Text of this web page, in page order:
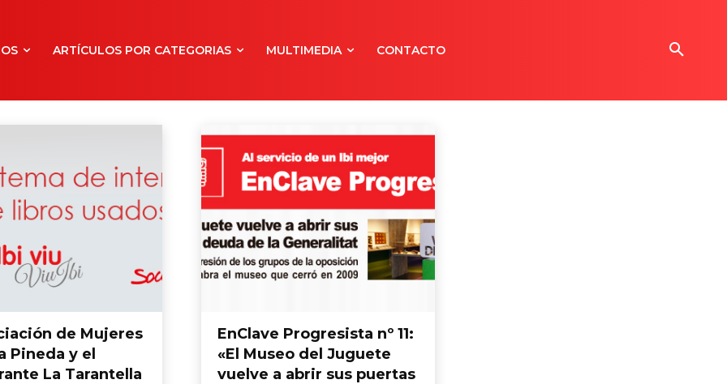
ARTÍCULOS POR CATEGORIAS MULTIMEDIA CONTACTO
de Mujeres
Pineda y el
La Tarantella
EnClave Progresista nº 11:
«El Museo del Juguete
vuelve a abrir sus puertas